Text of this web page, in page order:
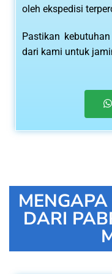
oleh ekspedisi
Pastikan
dari kami untuk
DARI